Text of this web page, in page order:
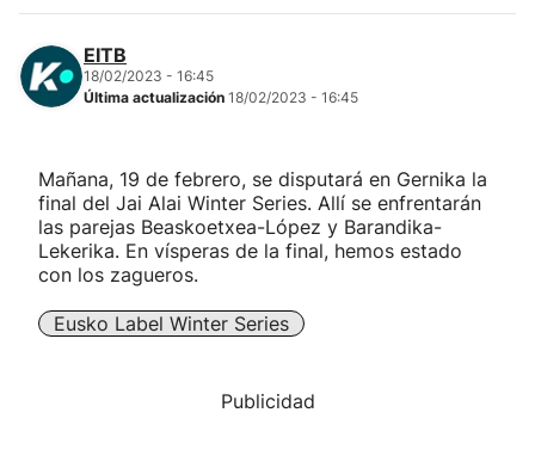
Más deportes
EITB
18/02/2023 - 16:45
Última actualización 18/02/2023 - 16:45
Mañana, 19 de febrero, se disputará en Gernika la
final del Jai Alai Winter Series. Allí se enfrentarán
las parejas Beaskoetxea-López y Barandika-
Lekerika. En vísperas de la final, hemos estado
con los zagueros.
Eusko Label Winter Series
Publicidad